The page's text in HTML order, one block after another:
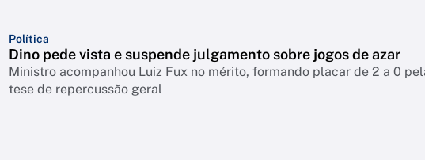
Política
Dino pede vista e suspende julgamento sobre jogos de azar
Ministro acompanhou Luiz Fux no mérito, formando placar de 2 a 0
tese de repercussão geral